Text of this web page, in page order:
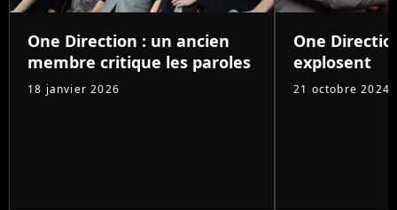
One Direction : un ancien
membre critique les paroles
18 janvier 2026
One
explosent
21 octobre 2024